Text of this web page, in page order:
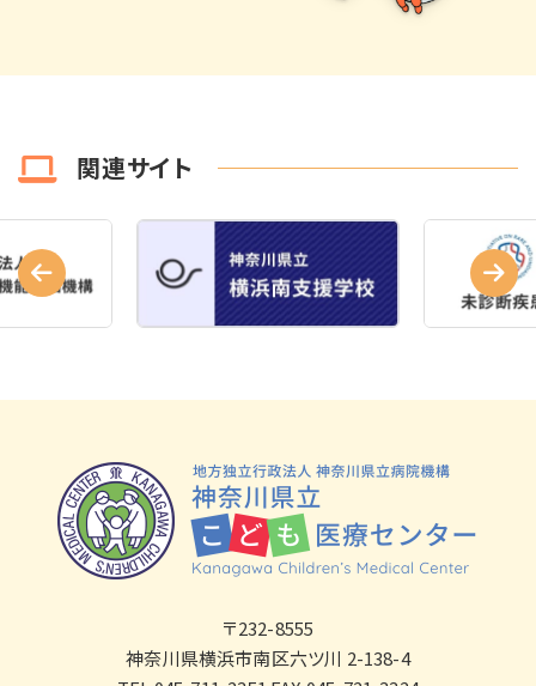
関連サイト
〒232-8555
神奈川県横浜市南区六ツ川 2-138-4